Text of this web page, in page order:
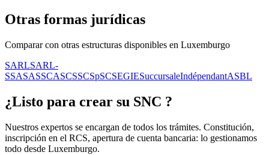
Otras formas jurídicas
Comparar con otras estructuras disponibles en Luxemburgo
SARLSARL-
SSASASSCASCSSCSpSCSEGIESuccursaleIndépendantASBL
¿Listo para crear su SNC ?
Nuestros expertos se encargan de todos los trámites. Constitución,
inscripción en el RCS, apertura de cuenta bancaria: lo gestionamos
todo desde Luxemburgo.